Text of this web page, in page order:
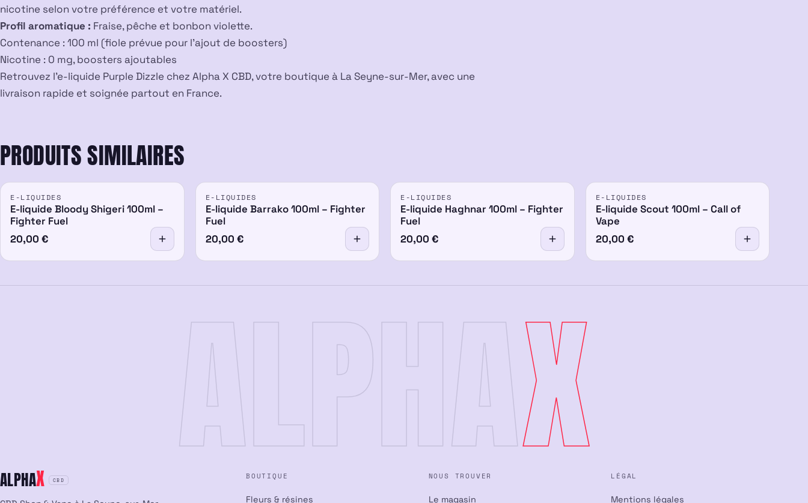
nicotine selon votre préférence et votre matériel.
Profil aromatique : Fraise, pêche et bonbon violette.
Contenance : 100 ml (fiole prévue pour l’ajout de boosters)
Nicotine : 0 mg, boosters ajoutables
Retrouvez l’e-liquide Purple Dizzle chez Alpha X CBD, votre boutique à La Seyne-sur-Mer, avec une
livraison rapide et soignée partout en France.
PRODUITS SIMILAIRES
E-LIQUIDES
E-liquide Bloody Shigeri 100ml –
Fighter Fuel
20,00 €
E-LIQUIDES
E-liquide Barrako 100ml – Fighter
Fuel
20,00 €
E-LIQUIDES
E-liquide Haghnar 100ml – Fighter
Fuel
20,00 €
E-LIQUIDES
E-liquide Scout 100ml – Call of
Vape
20,00 €
ALPHAX
ALPHAX CBD BOUTIQUE
Fleurs & résines
NOUS TROUVER
Le magasin
LÉGAL
Mentions légales